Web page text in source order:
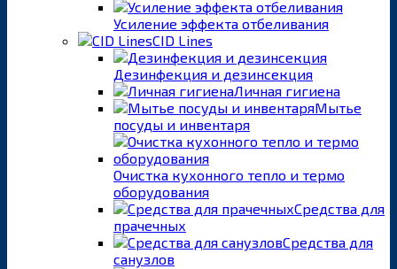
Усиление эффекта отбеливания
CID Lines
Дезинфекция и дезинсекция
Личная гигиена
Мытье
посуды и инвентаря
Очистка кухонного тепло и термо
оборудования
Средства для
прачечных
Средства для
санузлов